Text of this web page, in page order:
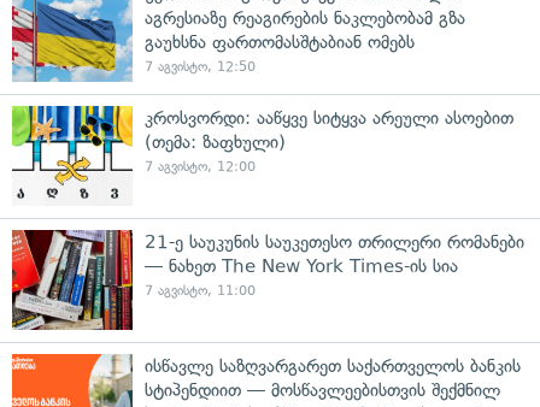
აგრესიაზე რეაგირების ნაკლებობამ გზა
გაუხსნა ფართომასშტაბიან ომებს
7 აგვისტო, 12:50
კროსვორდი: ააწყვე სიტყვა არეული ასოებით
(თემა: ზაფხული)
7 აგვისტო, 12:00
21-ე საუკუნის საუკეთესო თრილერი რომანები
— ნახეთ The New York Times-ის სია
7 აგვისტო, 11:00
ისწავლე საზღვარგარეთ საქართველოს ბანკის
სტიპენდიით — მოსწავლეებისთვის შექმნილ